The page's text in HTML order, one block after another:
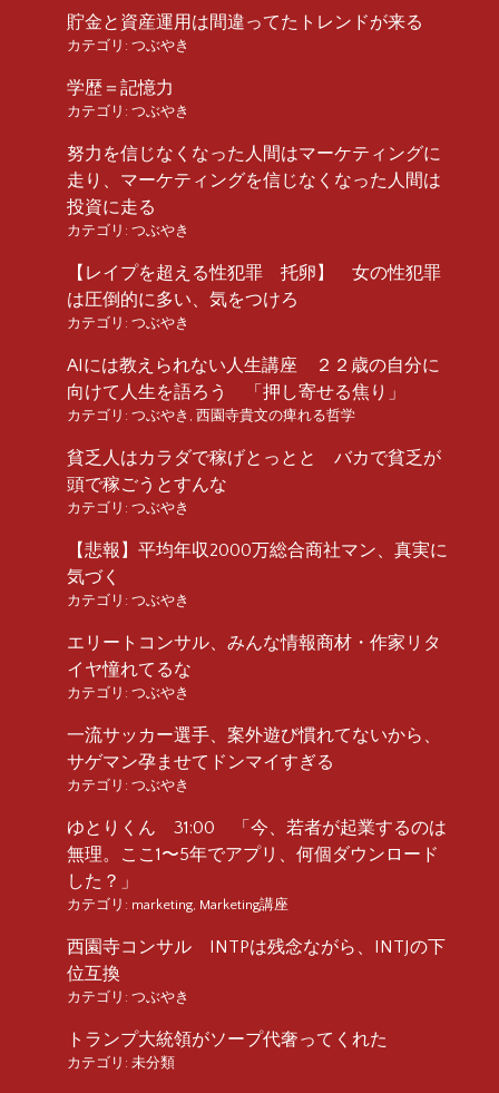
貯金と資産運用は間違ってたトレンドが来る
カテゴリ: つぶやき
学歴＝記憶力
カテゴリ: つぶやき
努力を信じなくなった人間はマーケティングに
走り、マーケティングを信じなくなった人間は
投資に走る
カテゴリ: つぶやき
【レイプを超える性犯罪 托卵】 女の性犯罪
は圧倒的に多い、気をつけろ
カテゴリ: つぶやき
AIには教えられない人生講座 ２２歳の自分に
向けて人生を語ろう 「押し寄せる焦り」
カテゴリ: つぶやき 西園寺貴文の痺れる哲学
貧乏人はカラダで稼げとっとと バカで貧乏が
頭で稼ごうとすんな
カテゴリ: つぶやき
【悲報】平均年収2000万総合商社マン、真実に
気づく
カテゴリ: つぶやき
エリートコンサル、みんな情報商材・作家リタ
イヤ憧れてるな
カテゴリ: つぶやき
一流サッカー選手、案外遊び慣れてないから、
サゲマン孕ませてドンマイすぎる
カテゴリ: つぶやき
ゆとりくん 31:00 「今、若者が起業するのは
無理。ここ1〜5年でアプリ、何個ダウンロード
した？」
カテゴリ: marketing Marketing講座
西園寺コンサル INTPは残念ながら、INTJの下
位互換
カテゴリ: つぶやき
トランプ大統領がソープ代奢ってくれた
カテゴリ: 未分類